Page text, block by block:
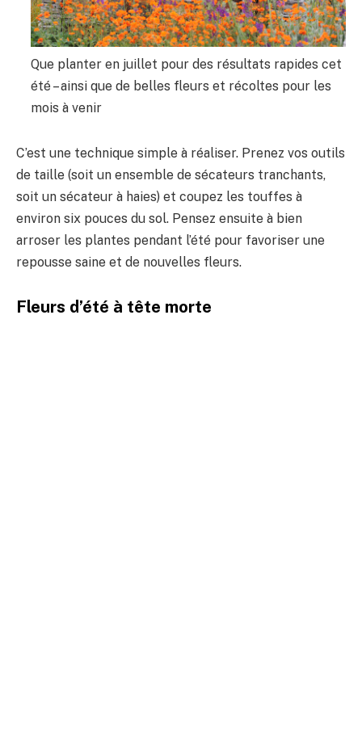
Que planter en juillet pour des résultats rapides cet
été – ainsi que de belles fleurs et récoltes pour les
mois à venir
C’est une technique simple à réaliser. Prenez vos outils
de taille (soit un ensemble de sécateurs tranchants,
soit un sécateur à haies) et coupez les touffes à
environ six pouces du sol. Pensez ensuite à bien
arroser les plantes pendant l’été pour favoriser une
repousse saine et de nouvelles fleurs.
Fleurs d’été à tête morte